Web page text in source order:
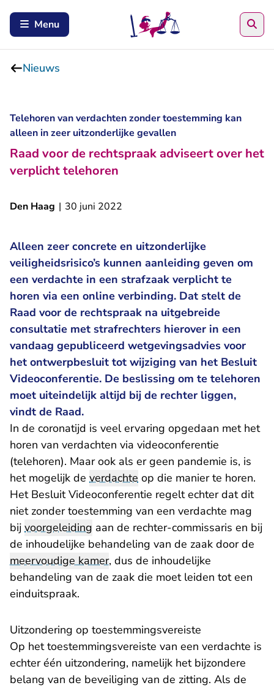
Menu
Nieuws
Telehoren van verdachten zonder toestemming kan
alleen in zeer uitzonderlijke gevallen
Raad voor de rechtspraak adviseert over het
verplicht telehoren
Den Haag | 30 juni 2022
Alleen zeer concrete en uitzonderlijke
veiligheidsrisico’s kunnen aanleiding geven om
een verdachte in een strafzaak verplicht te
horen via een online verbinding. Dat stelt de
Raad voor de rechtspraak na uitgebreide
consultatie met strafrechters hierover in een
vandaag gepubliceerd wetgevingsadvies voor
het ontwerpbesluit tot wijziging van het Besluit
Videoconferentie. De beslissing om te telehoren
moet uiteindelijk altijd bij de rechter liggen,
vindt de Raad.
In de coronatijd is veel ervaring opgedaan met het
horen van verdachten via videoconferentie
(telehoren). Maar ook als er geen pandemie is, is
het mogelijk de verdachte op die manier te horen.
Het Besluit Videoconferentie regelt echter dat dit
niet zonder toestemming van een verdachte mag
bij voorgeleiding aan de rechter-commissaris en bij
de inhoudelijke behandeling van de zaak door de
meervoudige kamer, dus de inhoudelijke
behandeling van de zaak die moet leiden tot een
einduitspraak.
Uitzondering op toestemmingsvereiste
Op het toestemmingsvereiste van een verdachte is
echter één uitzondering, namelijk het bijzondere
belang van de beveiliging van de zitting. Als de